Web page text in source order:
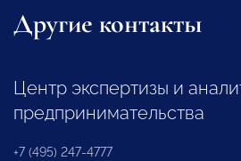
Другие контакты
Центр экспертизы и
предпринимательства
+7 (495) 247-4777